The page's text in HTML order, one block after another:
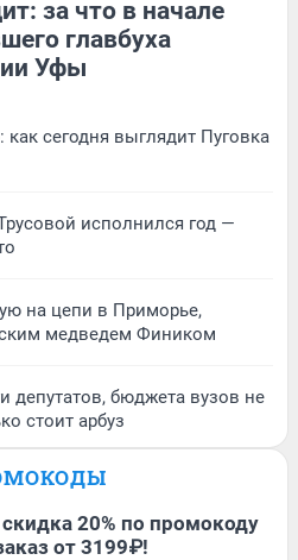
за что в начале
главбуха
Уфы
сегодня выглядит Пуговка
исполнился год —
на цепи в Приморье,
медведем Фиником
депутатов, бюджета вузов не
стоит арбуз
скидка 20% по промокоду
от 3199₽!